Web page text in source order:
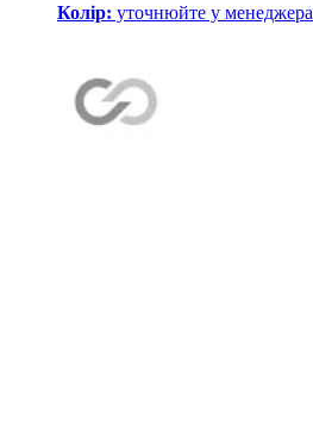
Колір: уточнюйте у менеджера